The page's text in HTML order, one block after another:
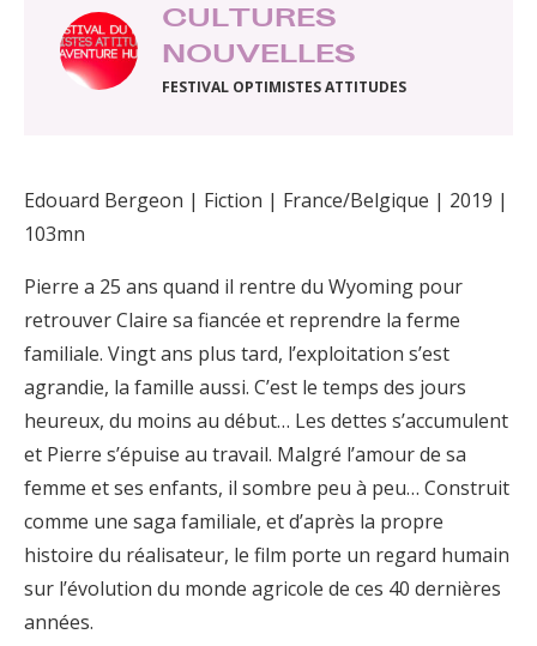
CULTURES
NOUVELLES
FESTIVAL OPTIMISTES ATTITUDES
Edouard Bergeon | Fiction | France/Belgique | 2019 |
103mn
Pierre a 25 ans quand il rentre du Wyoming pour
retrouver Claire sa fiancée et reprendre la ferme
familiale. Vingt ans plus tard, l’exploitation s’est
agrandie, la famille aussi. C’est le temps des jours
heureux, du moins au début… Les dettes s’accumulent
et Pierre s’épuise au travail. Malgré l’amour de sa
femme et ses enfants, il sombre peu à peu… Construit
comme une saga familiale, et d’après la propre
histoire du réalisateur, le film porte un regard humain
sur l’évolution du monde agricole de ces 40 dernières
années.